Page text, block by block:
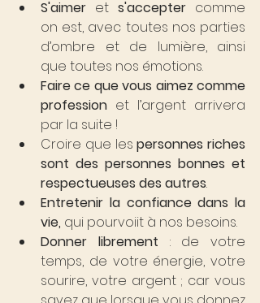
S'aimer et s'accepter comme
on est, avec toutes nos parties
d’ombre et de lumière, ainsi
que toutes nos émotions.
Faire ce que vous aimez comme
profession et l’argent arrivera
par la suite !
Croire que les personnes riches
sont des personnes bonnes et
respectueuses des autres.
Entretenir la confiance dans la
vie, qui pourvoiit à nos besoins.
Donner librement : de votre
temps, de votre énergie, votre
sourire, votre argent ; car vous